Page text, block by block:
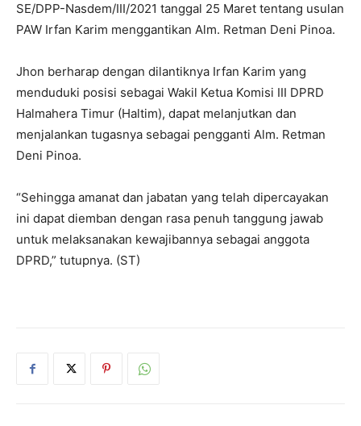
SE/DPP-Nasdem/III/2021 tanggal 25 Maret tentang usulan
PAW Irfan Karim menggantikan Alm. Retman Deni Pinoa.
Jhon berharap dengan dilantiknya Irfan Karim yang
menduduki posisi sebagai Wakil Ketua Komisi III DPRD
Halmahera Timur (Haltim), dapat melanjutkan dan
menjalankan tugasnya sebagai pengganti Alm. Retman
Deni Pinoa.
“Sehingga amanat dan jabatan yang telah dipercayakan
ini dapat diemban dengan rasa penuh tanggung jawab
untuk melaksanakan kewajibannya sebagai anggota
DPRD,” tutupnya. (ST)